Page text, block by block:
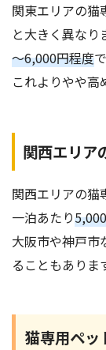
関東エリアの猫
と大きく異なり
～6,000円程度
これよりやや高
関西エリア
関西エリアの猫
一泊あたり
大阪市や神戸市
ることもありま
猫専用ペッ